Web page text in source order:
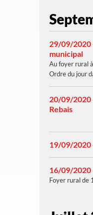
29/09/2020
municipal
Au foyer rural
Ordre du jour
20/09/2020
Rebais
19/09/2020
16/09/2020
Foyer rural de